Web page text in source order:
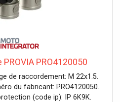
PRO4120050
de raccordement: M 22x1.5.
du fabricant: PRO4120050.
(code ip): IP 6K9K.